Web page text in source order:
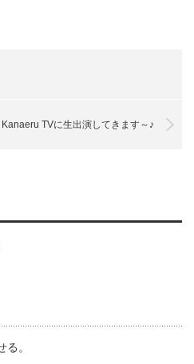
Kanaeru TVに生出演してきます～♪
る。